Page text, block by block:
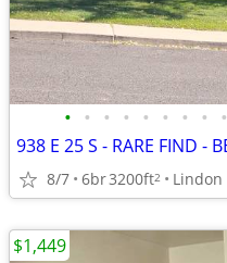
• • • • • • • • •
8/7 6br3200ft2 Lindon
$1,449